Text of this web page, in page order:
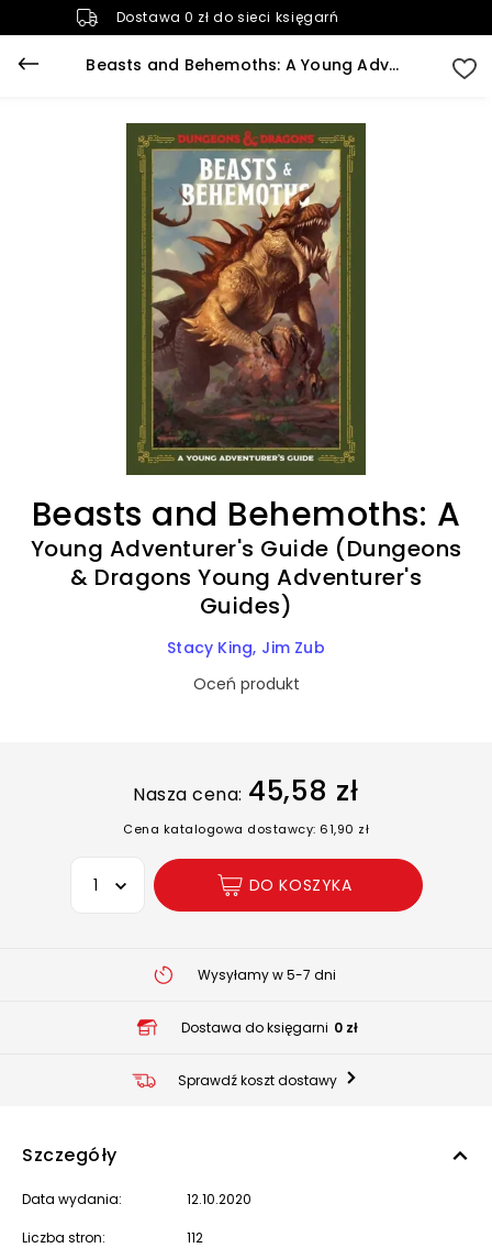
Dostawa 0 zł do sieci księgarń
Beasts and Behemoths: A Young Adventurer's Guide (Dungeons & Dragons Young Adventurer's Guides)
Beasts and Behemoths: A
Young Adventurer's Guide (Dungeons
& Dragons Young Adventurer's
Guides)
Stacy King Jim Zub
Oceń produkt
Nasza cena: 45,58 zł
Cena katalogowa dostawcy: 61,90 zł
Wybierz opcję
DO KOSZYKA
Wysyłamy w 5-7 dni
Dostawa do księgarni 0 zł
Sprawdź koszt dostawy
Szczegóły
Data wydania: 12.10.2020
Liczba stron: 112